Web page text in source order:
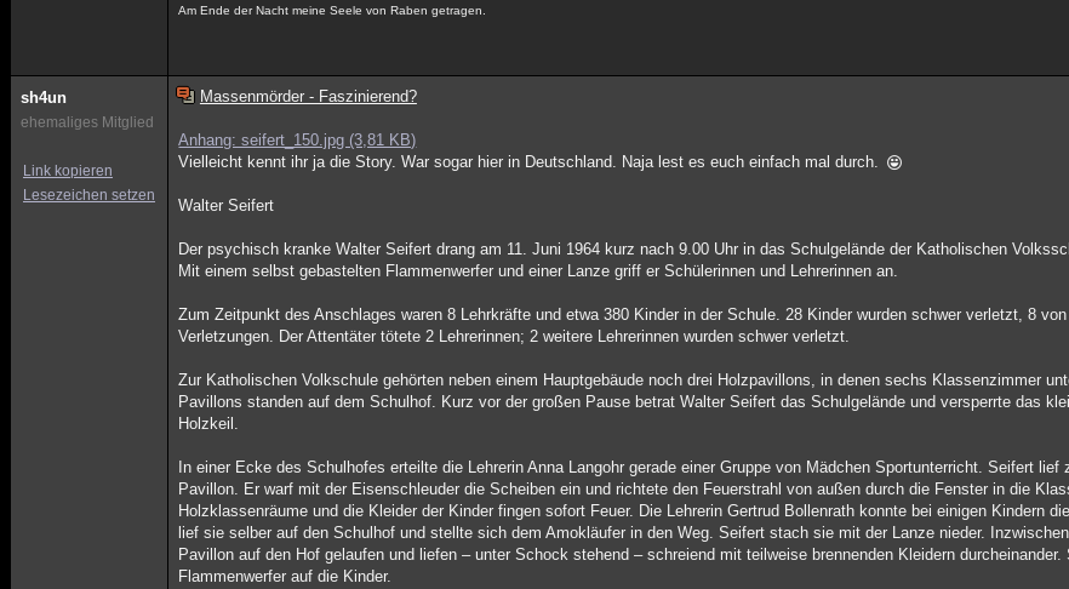
Am Ende der Nacht meine Seele von Raben getragen.
sh4un
ehemaliges Mitglied
Link kopieren
Lesezeichen setzen
Massenmörder - Faszinierend?
Anhang: seifert_150.jpg (3,81 KB)
Vielleicht kennt ihr ja die Story. War sogar hier in Deutschland. Naja lest es euch einfach mal durch.
Walter Seifert
Der psychisch kranke Walter Seifert drang am 11. Juni 1964 kurz nach 9.00 Uhr in das Schulgelände der Katholischen
Mit einem selbst gebastelten Flammenwerfer und einer Lanze griff er Schülerinnen und Lehrerinnen an.
Zum Zeitpunkt des Anschlages waren 8 Lehrkräfte und etwa 380 Kinder in der Schule. 28 Kinder wurden schwer verletzt, 8
Verletzungen. Der Attentäter tötete 2 Lehrerinnen; 2 weitere Lehrerinnen wurden schwer verletzt.
Zur Katholischen Volkschule gehörten neben einem Hauptgebäude noch drei Holzpavillons, in denen sechs Klassenzimmer
Pavillons standen auf dem Schulhof. Kurz vor der großen Pause betrat Walter Seifert das Schulgelände und versperrte das
Holzkeil.
In einer Ecke des Schulhofes erteilte die Lehrerin Anna Langohr gerade einer Gruppe von Mädchen Sportunterricht. Seifert
Pavillon. Er warf mit der Eisenschleuder die Scheiben ein und richtete den Feuerstrahl von außen durch die Fenster in die
Holzklassenräume und die Kleider der Kinder fingen sofort Feuer. Die Lehrerin Gertrud Bollenrath konnte bei einigen Kindern
lief sie selber auf den Schulhof und stellte sich dem Amokläufer in den Weg. Seifert stach sie mit der Lanze nieder.
Pavillon auf den Hof gelaufen und liefen – unter Schock stehend – schreiend mit teilweise brennenden Kleidern
Flammenwerfer auf die Kinder.